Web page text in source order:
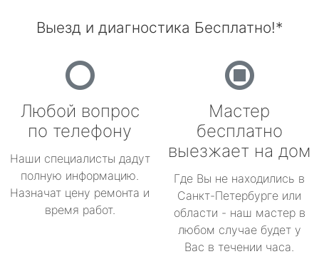
Выезд и диагностика Бесплатно!*
Любой вопрос
по телефону
Наши специалисты дадут
полную информацию.
Назначат цену ремонта и
время работ.
Мастер
бесплатно
выезжает на дом
Где Вы не находились в
Санкт-Петербурге или
области - наш мастер в
любом случае будет у
Вас в течении часа.